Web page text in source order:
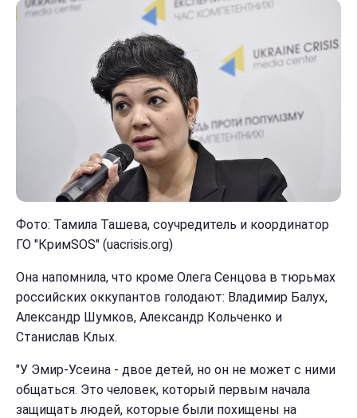
Фото: Тамила Ташева, соучредитель и координатор
ГО "КримЅОЅ" (uacrisis.org)
Она напомнила, что кроме Олега Сенцова в тюрьмах
российских оккупантов голодают: Владимир Балух,
Александр Шумков, Александр Кольченко и
Станислав Клых.
"У Эмир-Усеина - двое детей, но он не может с ними
общаться. Это человек, который первым начала
защищать людей, которые были похищены на